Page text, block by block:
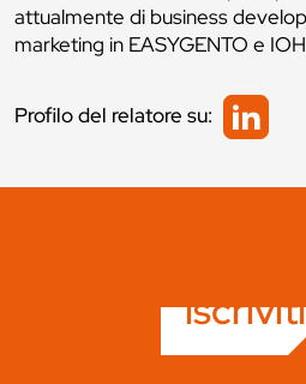
attualmente di business
marketing in EASYGENTO e
Profilo del relatore su:
iscriviti